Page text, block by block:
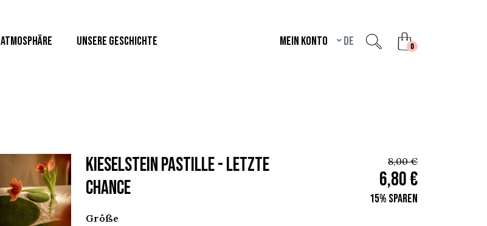
ATMOSPHÄRE UNSERE GESCHICHTE Mein Konto de 0unread messages
KIESELSTEIN PASTILLE - Letzte
chance
8,00 €
6,80 €
15% sparen
Größe